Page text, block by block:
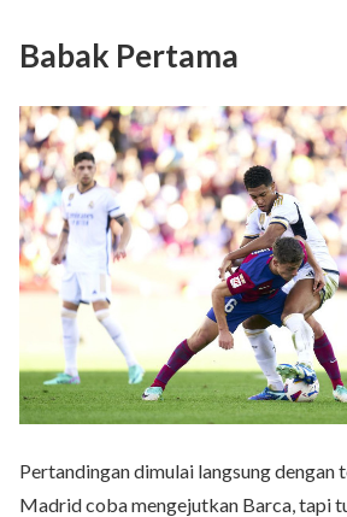
Babak Pertama
Pertandingan dimulai langsung dengan
Madrid coba mengejutkan Barca, tapi